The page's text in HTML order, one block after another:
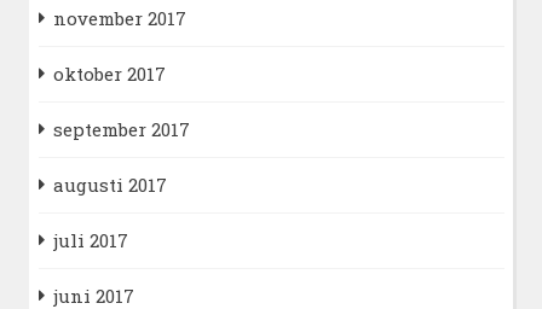
november 2017
oktober 2017
september 2017
augusti 2017
juli 2017
juni 2017